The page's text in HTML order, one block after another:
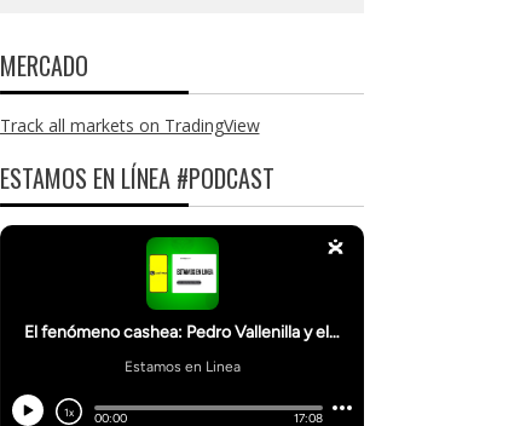
MERCADO
Track all markets on TradingView
ESTAMOS EN LÍNEA #PODCAST